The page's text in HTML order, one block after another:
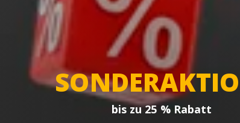
bis zu 25 % Rabatt